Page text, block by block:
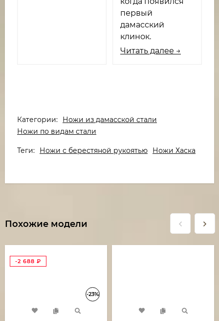
первый
дамасский
клинок.
Читать далее →
Категории:
Ножи из дамасской стали
Ножи по видам стали
Теги: Ножи с берестяной рукоятью Ножи Хаска
Похожие модели
-23%
-2 688 ₽